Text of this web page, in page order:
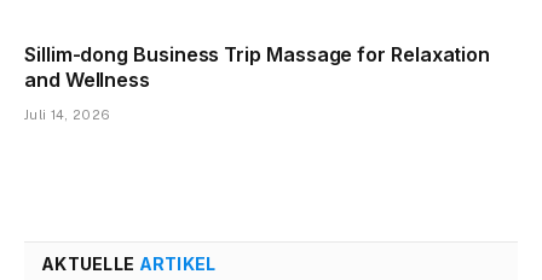
Sillim-dong Business Trip Massage for Relaxation
and Wellness
Juli 14, 2026
AKTUELLE ARTIKEL